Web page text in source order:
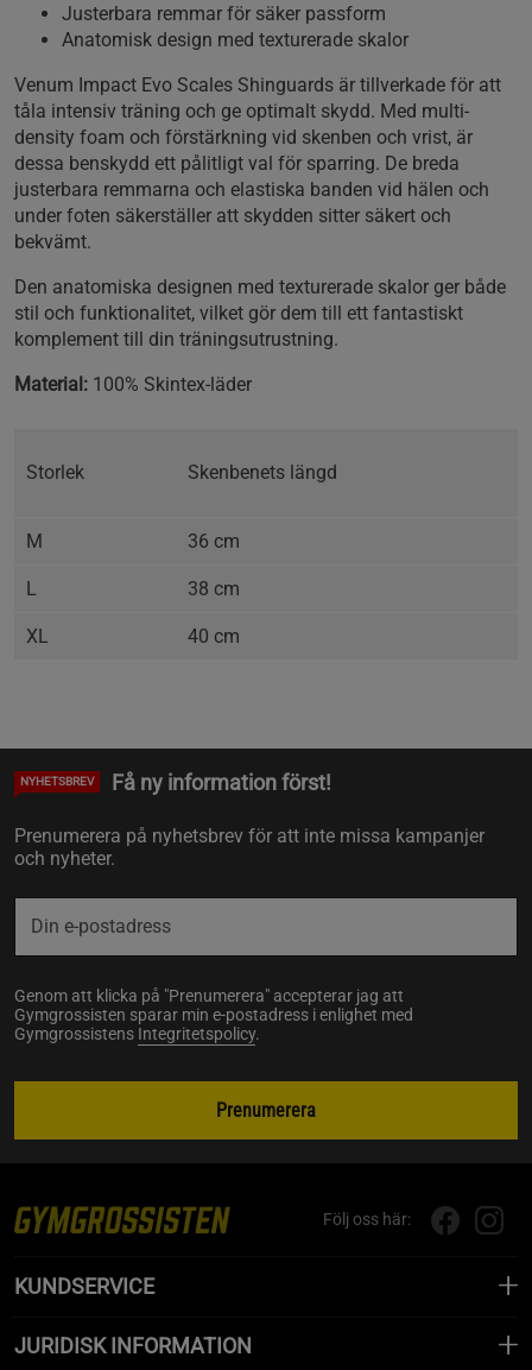
Justerbara remmar för säker passform
Anatomisk design med texturerade skalor
Venum Impact Evo Scales Shinguards är tillverkade för att
tåla intensiv träning och ge optimalt skydd. Med multi-
density foam och förstärkning vid skenben och vrist, är
dessa benskydd ett pålitligt val för sparring. De breda
justerbara remmarna och elastiska banden vid hälen och
under foten säkerställer att skydden sitter säkert och
bekvämt.
Den anatomiska designen med texturerade skalor ger både
stil och funktionalitet, vilket gör dem till ett fantastiskt
komplement till din träningsutrustning.
Material: 100% Skintex-läder
Storlek Skenbenets längd
M 36 cm
L 38 cm
XL 40 cm
NYHETSBREV Få ny information först!
Prenumerera på nyhetsbrev för att inte missa kampanjer
och nyheter.
Genom att klicka på "Prenumerera" accepterar jag att
Gymgrossisten sparar min e-postadress i enlighet med
Gymgrossistens Integritetspolicy.
Prenumerera
Följ oss här:
KUNDSERVICE
JURIDISK INFORMATION